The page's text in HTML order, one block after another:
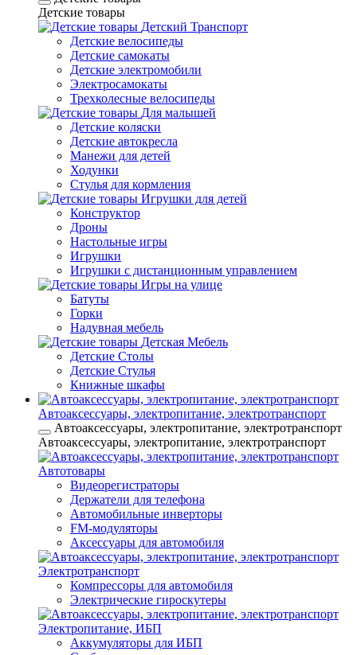
Детские товары
Детский Транспорт
Детские велосипеды
Детские самокаты
Детские электромобили
Электросамокаты
Трехколесные велосипеды
Для малышей
Детские коляски
Детские автокресла
Манежи для детей
Ходунки
Стулья для кормления
Игрушки для детей
Конструктор
Дроны
Настольные игры
Игрушки
Игрушки c дистанционным управлением
Игры на улице
Батуты
Горки
Надувная мебель
Детская Мебель
Детские Столы
Детские Стулья
Книжные шкафы
Автоаксессуары, электропитание, электротранспорт
Автоаксессуары, электропитание, электротранспорт
Автоаксессуары, электропитание, электротранспорт
Автотовары
Видеорегистраторы
Держатели для телефона
Автомобильные инверторы
FM-модуляторы
Аксессуары для автомобиля
Электротранспорт
Компрессоры для автомобиля
Электрические гироскутеры
Электропитание, ИБП
Аккумуляторы для ИБП